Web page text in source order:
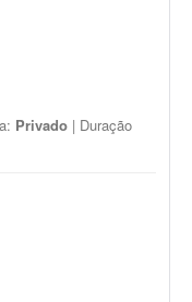
Privado | Duração